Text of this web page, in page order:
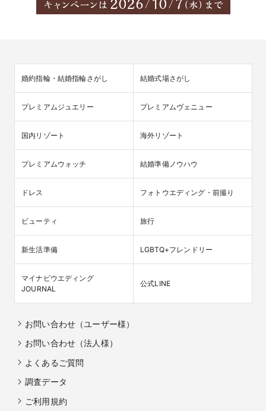
婚約指輪・結婚指輪さがし 結婚式場さがし
プレミアムジュエリー プレミアムヴェニュー
国内リゾート 海外リゾート
プレミアムウォッチ 結婚準備ノウハウ
ドレス フォトウエディング・前撮り
ビューティ 旅行
新生活準備 LGBTQ+フレンドリー
マイナビウエディング
JOURNAL
公式LINE
お問い合わせ（ユーザー様）
お問い合わせ（法人様）
よくあるご質問
調査データ
ご利用規約